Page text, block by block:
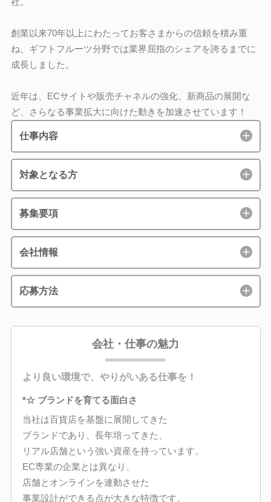
創業以来70年以上にわたってお客さまからの信頼を積み重
ね、ギフトフルーツ分野では業界屈指のシェアを誇るまでに
成長しました。
近年は、ECサイトや販売チャネルの強化、新商品の展開な
ど、さらなる事業拡大に向けた動きを加速させています！
仕事内容
対象となる方
募集要項
会社情報
応募方法
会社・仕事の魅力
より良い環境で、やりがいある仕事を！
*☆ ブランドを育てる面白さ
当社は百貨店を基盤に展開してきた
ブランドであり、長年培ってきた、
リアル店舗という強い資産を持っています。
EC専業の企業とは異なり、
店舗とオンラインを連動させた
事業設計ができる点が大きな特徴です。